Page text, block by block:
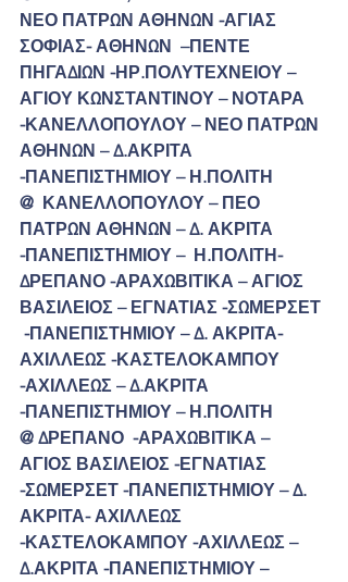
ΝΕΟ ΠΑΤΡΩΝ ΑΘΗΝΩΝ -ΑΓΙΑΣ
ΣΟΦΙΑΣ- ΑΘΗΝΩΝ  –ΠΕΝΤΕ
ΠΗΓΑΔΙΩΝ -ΗΡ.ΠΟΛΥΤΕΧΝΕΙΟΥ –
ΑΓΙΟΥ ΚΩΝΣΤΑΝΤΙΝΟΥ – ΝΟΤΑΡΑ
-ΚΑΝΕΛΛΟΠΟΥΛΟΥ – ΝΕΟ ΠΑΤΡΩΝ
ΑΘΗΝΩΝ – Δ.ΑΚΡΙΤΑ
-ΠΑΝΕΠΙΣΤΗΜΙΟΥ – Η.ΠΟΛΙΤΗ
@  ΚΑΝΕΛΛΟΠΟΥΛΟΥ – ΠΕΟ
ΠΑΤΡΩΝ ΑΘΗΝΩΝ – Δ. ΑΚΡΙΤΑ
-ΠΑΝΕΠΙΣΤΗΜΙΟΥ –  Η.ΠΟΛΙΤΗ-
ΔΡΕΠΑΝΟ -ΑΡΑΧΩΒΙΤΙΚΑ – ΑΓΙΟΣ
ΒΑΣΙΛΕΙΟΣ – ΕΓΝΑΤΙΑΣ -ΣΩΜΕΡΣΕΤ
-ΠΑΝΕΠΙΣΤΗΜΙΟΥ – Δ. ΑΚΡΙΤΑ-
ΑΧΙΛΛΕΩΣ -ΚΑΣΤΕΛΟΚΑΜΠΟΥ
-ΑΧΙΛΛΕΩΣ – Δ.ΑΚΡΙΤΑ
-ΠΑΝΕΠΙΣΤΗΜΙΟΥ – Η.ΠΟΛΙΤΗ
@ ΔΡΕΠΑΝΟ  -ΑΡΑΧΩΒΙΤΙΚΑ –
ΑΓΙΟΣ ΒΑΣΙΛΕΙΟΣ -ΕΓΝΑΤΙΑΣ
-ΣΩΜΕΡΣΕΤ -ΠΑΝΕΠΙΣΤΗΜΙΟΥ – Δ.
ΑΚΡΙΤΑ- ΑΧΙΛΛΕΩΣ
-ΚΑΣΤΕΛΟΚΑΜΠΟΥ -ΑΧΙΛΛΕΩΣ –
Δ.ΑΚΡΙΤΑ -ΠΑΝΕΠΙΣΤΗΜΙΟΥ –